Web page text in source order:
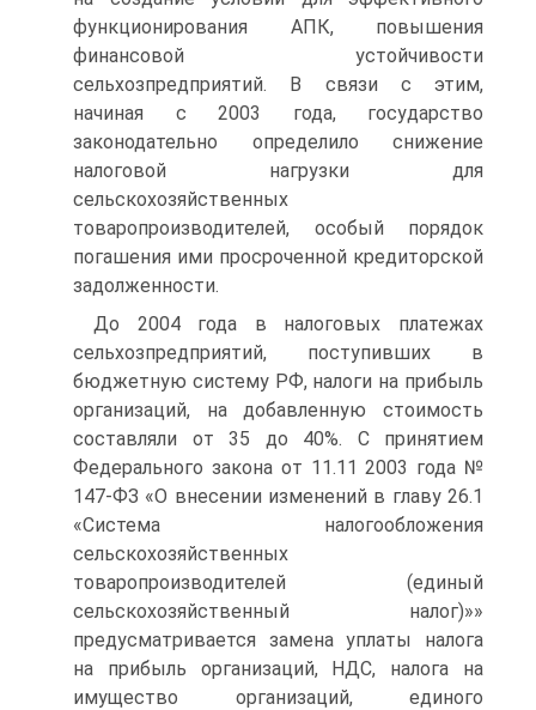
функционирования АПК, повышения
финансовой устойчивости
сельхозпредприятий. В связи с этим,
начиная с 2003 года, государство
законодательно определило снижение
налоговой нагрузки для
сельскохозяйственных
товаропроизводителей, особый порядок
погашения ими просроченной кредиторской
задолженности.
До 2004 года в налоговых платежах
сельхозпредприятий, поступивших в
бюджетную систему РФ, налоги на прибыль
организаций, на добавленную стоимость
составляли от 35 до 40%. С принятием
Федерального закона от 11.11 2003 года №
147-ФЗ «О внесении изменений в главу 26.1
«Система налогообложения
сельскохозяйственных
товаропроизводителей (единый
сельскохозяйственный налог)»»
предусматривается замена уплаты налога
на прибыль организаций, НДС, налога на
имущество организаций, единого